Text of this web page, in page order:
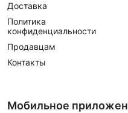
Доставка
Политика
конфиденциальности
Продавцам
Контакты
Мобильное